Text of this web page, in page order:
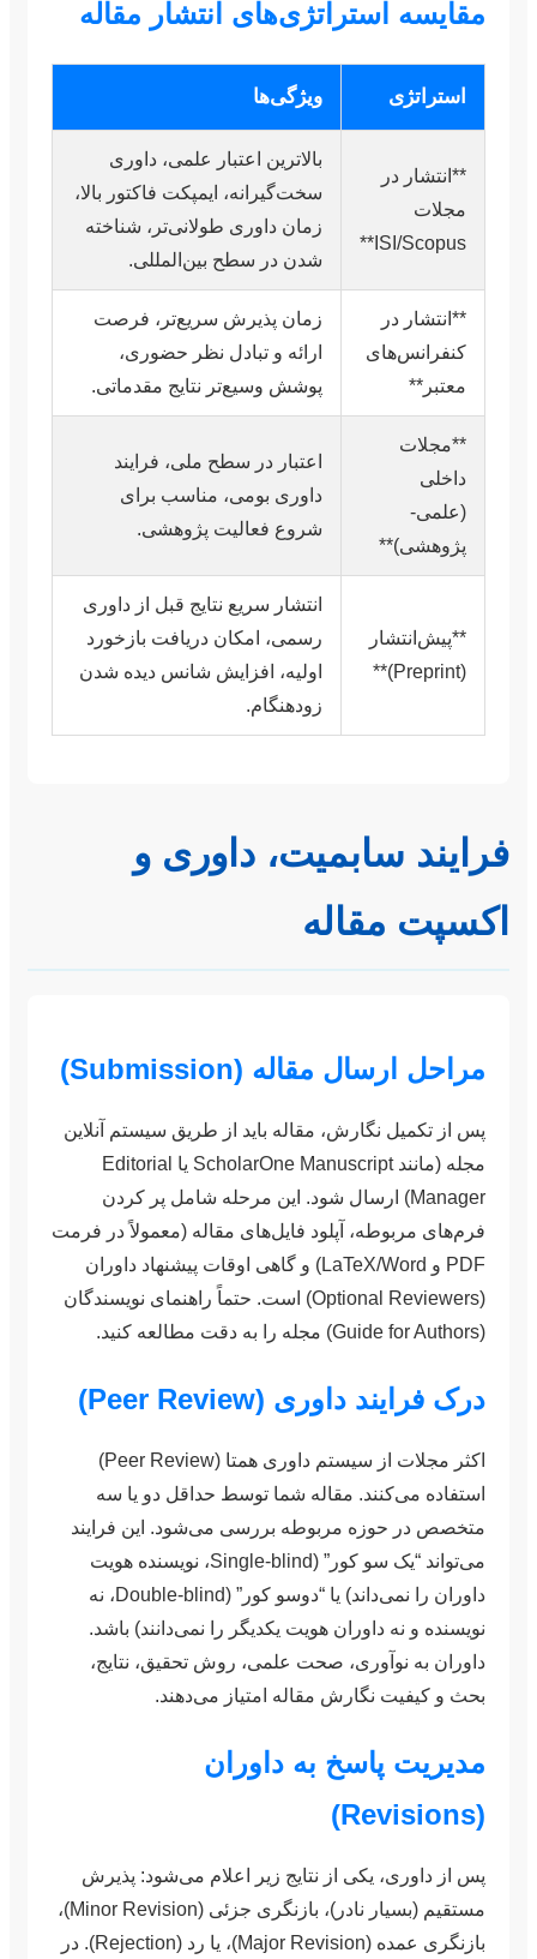
مقایسه استراتژی‌های انتشار مقاله
استراتژی ویژگی‌ها
**انتشار در
مجلات
ISI/Scopus**
بالاترین اعتبار علمی، داوری
سخت‌گیرانه، ایمپکت فاکتور بالا،
زمان داوری طولانی‌تر، شناخته
شدن در سطح بین‌المللی.
**انتشار در
کنفرانس‌های
معتبر**
زمان پذیرش سریع‌تر، فرصت
ارائه و تبادل نظر حضوری،
پوشش وسیع‌تر نتایج مقدماتی.
**مجلات
داخلی
(علمی-
پژوهشی)**
اعتبار در سطح ملی، فرایند
داوری بومی، مناسب برای
شروع فعالیت پژوهشی.
**پیش‌انتشار
(Preprint)**
انتشار سریع نتایج قبل از داوری
رسمی، امکان دریافت بازخورد
اولیه، افزایش شانس دیده شدن
زودهنگام.
فرایند سابمیت، داوری و
اکسپت مقاله
مراحل ارسال مقاله (Submission)
پس از تکمیل نگارش، مقاله باید از طریق سیستم آنلاین
مجله (مانند ScholarOne Manuscript یا Editorial
Manager) ارسال شود. این مرحله شامل پر کردن
فرم‌های مربوطه، آپلود فایل‌های مقاله (معمولاً در فرمت
PDF و LaTeX/Word) و گاهی اوقات پیشنهاد داوران
(Optional Reviewers) است. حتماً راهنمای نویسندگان
(Guide for Authors) مجله را به دقت مطالعه کنید.
درک فرایند داوری (Peer Review)
اکثر مجلات از سیستم داوری همتا (Peer Review)
استفاده می‌کنند. مقاله شما توسط حداقل دو یا سه
متخصص در حوزه مربوطه بررسی می‌شود. این فرایند
می‌تواند “یک سو کور” (Single-blind، نویسنده هویت
داوران را نمی‌داند) یا “دوسو کور” (Double-blind، نه
نویسنده و نه داوران هویت یکدیگر را نمی‌دانند) باشد.
داوران به نوآوری، صحت علمی، روش تحقیق، نتایج،
بحث و کیفیت نگارش مقاله امتیاز می‌دهند.
مدیریت پاسخ به داوران
(Revisions)
پس از داوری، یکی از نتایج زیر اعلام می‌شود: پذیرش
مستقیم (بسیار نادر)، بازنگری جزئی (Minor Revision)،
بازنگری عمده (Major Revision)، یا رد (Rejection). در